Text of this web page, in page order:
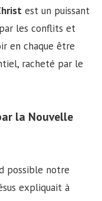
est un puissant
les conflits et
en chaque être
racheté par le
la Nouvelle
possible notre
expliquait à